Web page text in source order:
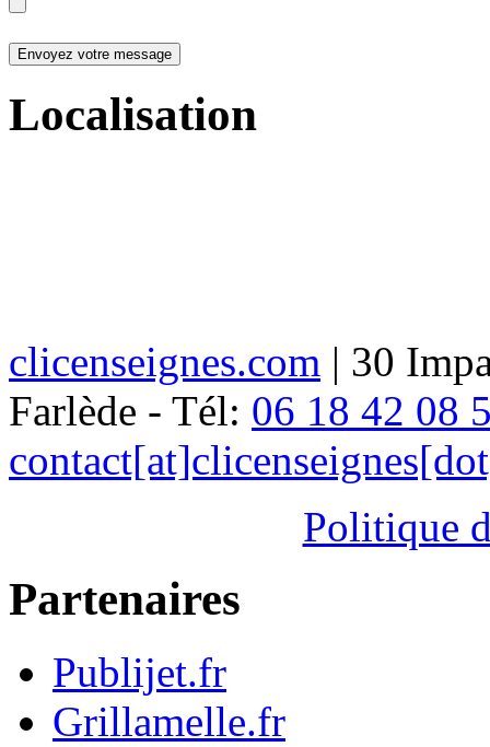
Localisation
clicenseignes.com | 30
Farlède - Tél: 06 18 42 08
Politique
Partenaires
Publijet.fr
Grillamelle.fr